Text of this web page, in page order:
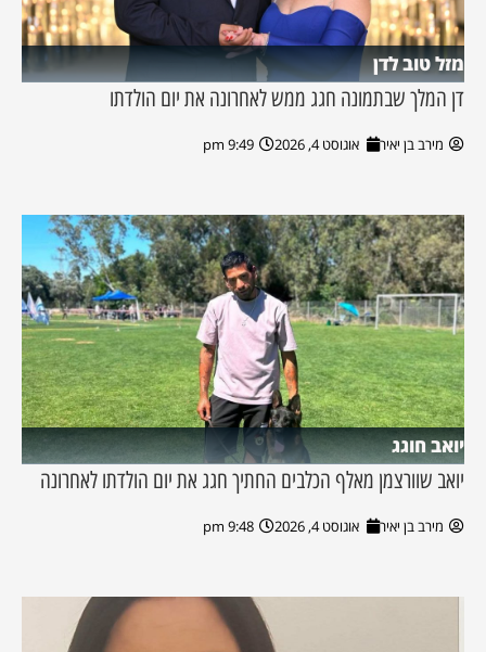
מזל טוב לדן
דן המלך שבתמונה חגג ממש לאחרונה את יום הולדתו
מירב בן יאיר אוגוסט 4, 2026 9:49 pm
יואב חוגג
יואב שוורצמן מאלף הכלבים החתיך חגג את יום הולדתו לאחרונה
מירב בן יאיר אוגוסט 4, 2026 9:48 pm